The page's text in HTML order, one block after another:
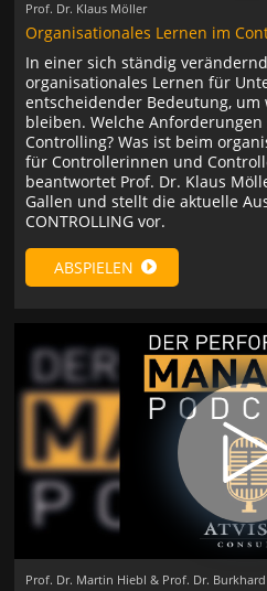
Prof. Dr. Klaus Möller
Organisationales Lernen im
In einer sich ständig
organisationales Lernen für
entscheidender Bedeutung,
bleiben. Welche
Controlling? Was ist beim
für Controllerinnen und
beantwortet Prof. Dr. Klaus
Gallen und stellt die aktuelle
CONTROLLING vor.
ABSPIELEN
Prof. Dr. Martin Hiebl & Prof. Dr.